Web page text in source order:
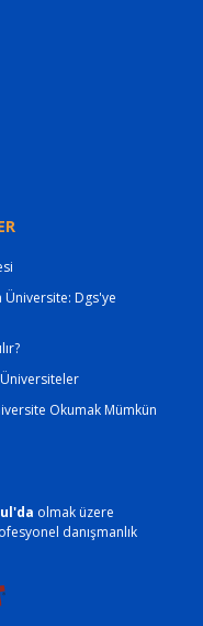
Üniversite: Dgs'ye
Okumak Mümkün
olmak üzere
danışmanlık